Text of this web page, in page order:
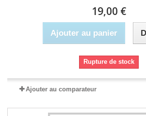
19,00 €
Ajouter au panier
Rupture de stock
Ajouter au comparateur